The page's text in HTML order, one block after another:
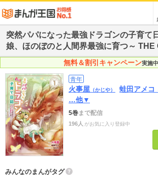
突然パパになった最強ドラゴンの子育て
娘、ほのぼのと人間界最強に育つ～ THE
無料＆割引キャンペーン実施中
青年
火事屋 （かじや） 蛙田アメコ
…他▼
5巻まで配信
196人 がお気に入り登録中
みんなのまんがタグ